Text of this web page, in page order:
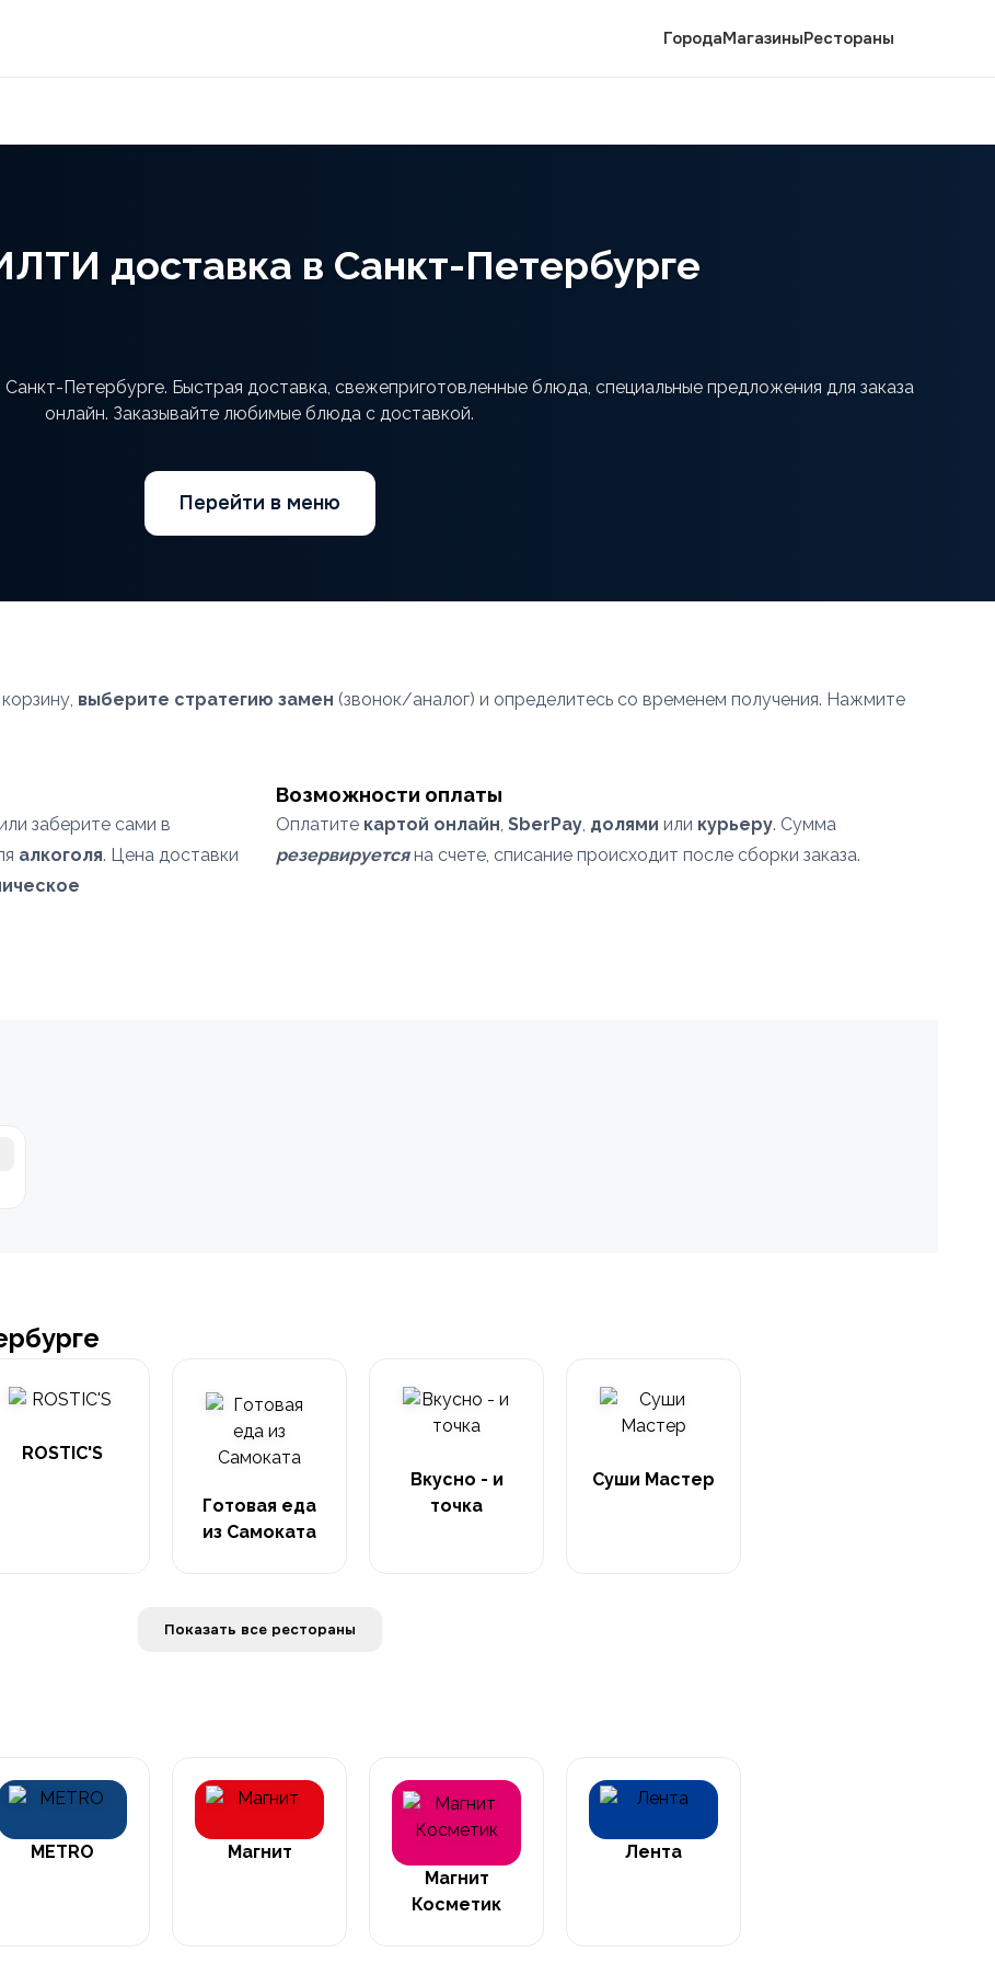
ГородаМагазиныРестораны
доставка в Санкт-Петербурге
Петербурге. Быстрая доставка, свежеприготовленные блюда, специальные предложения для заказа
онлайн. Заказывайте любимые блюда с доставкой.
Перейти в меню
выберите стратегию замен (звонок/аналог) и определитесь со временем получения. Нажмите
заберите сами в
алкоголя. Цена доставки
Возможности оплаты
Оплатите картой онлайн, SberPay, долями или курьеру. Сумма
резервируетсяна счете, списание происходит после сборки заказа.
ROSTIC'S
Готовая еда
из Самоката
Вкусно - и
точка
Суши Мастер
Показать все рестораны
METRO
Магнит
Магнит
Косметик
Лента